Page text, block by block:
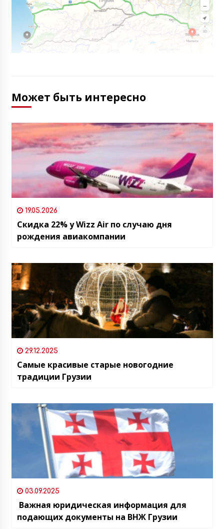
Может быть интересно
19.05.2026
Скидка 22% у Wizz Air по случаю дня
рождения авиакомпании
29.12.2025
Самые красивые старые новогодние
традиции Грузии
03.09.2025
Важная юридическая информация для
подающих документы на ВНЖ Грузии